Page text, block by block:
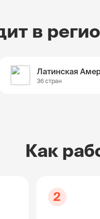
в
Латинская
36 стран
Как
2